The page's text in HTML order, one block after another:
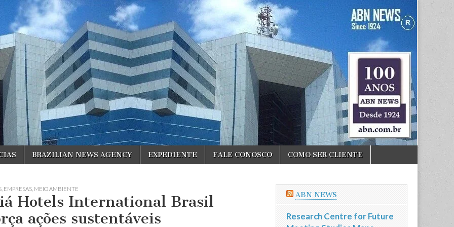
BRAZILIAN NEWS AGENCY EXPEDIENTE FALE CONOSCO COMO SER CLIENTE
EMPRESAS MEIO AMBIENTE
Hotels International Brasil
ações sustentáveis
ABN NEWS
Research Centre for Future